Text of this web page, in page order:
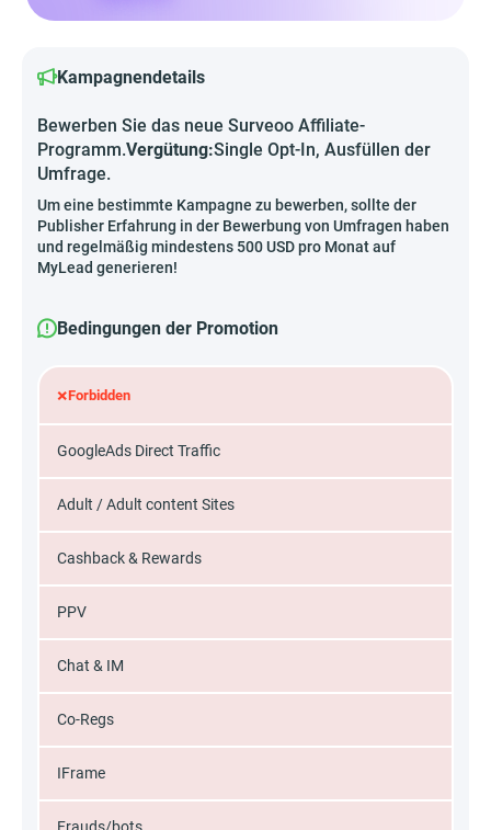
Kampagnendetails
Bewerben Sie das neue Surveoo Affiliate-
Programm.Vergütung:Single Opt-In, Ausfüllen der
Umfrage.
Um eine bestimmte Kampagne zu bewerben, sollte der
Publisher Erfahrung in der Bewerbung von Umfragen haben
und regelmäßig mindestens 500 USD pro Monat auf
MyLead generieren!
Bedingungen der Promotion
×Forbidden
GoogleAds Direct Traffic
Adult / Adult content Sites
Cashback & Rewards
PPV
Chat & IM
Co-Regs
IFrame